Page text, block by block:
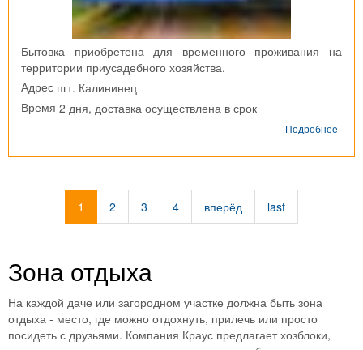
Бытовка приобретена для временного проживания на
территории приусадебного хозяйства.
Адрес пгт. Калининец
Время 2 дня, доставка осуществлена в срок
Подробнее
1 2 3 4 вперёд last
Зона отдыха
На каждой даче или загородном участке должна быть зона
отдыха - место, где можно отдохнуть, прилечь или просто
посидеть с друзьями. Компания Краус предлагает хозблоки,